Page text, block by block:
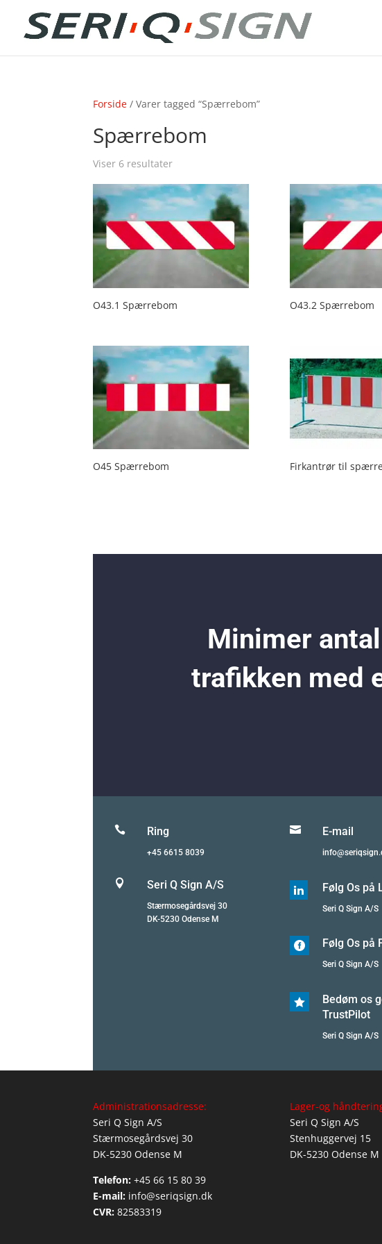
Forside / Varer tagged “Spærrebom”
Spærrebom
Viser 6 resultater
O43.1 Spærrebom O43.2 Spærrebom
O45 Spærrebom Firkantrør til
Minimer
trafikken med
 Ring
+45 6615 8039
 Seri Q Sign A/S
Stærmosegårdsvej 30
DK-5230 Odense M
 E-mail
 Følg Os på
Seri Q Sign A/S
 Følg Os på
Seri Q Sign A/S

Bedøm os
TrustPilot
Seri Q Sign A/S
Administrationsadresse:
Seri Q Sign A/S
Stærmosegårdsvej 30
DK-5230 Odense M
Telefon: +45 66 15 80 39
E-mail: info@seriqsign.dk
CVR: 82583319
Lager-og
Seri Q Sign A/S
Stenhuggervej 15
DK-5230 Odense M